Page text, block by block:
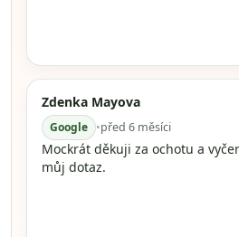
Zdenka Mayova
Google •před 6 měsíci
Mockrát děkuji za ochotu a
můj dotaz.